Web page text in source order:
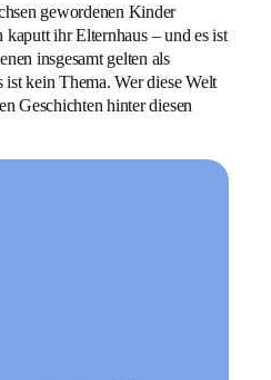
gewordenen Kinder
ihr Elternhaus – und es ist
insgesamt gelten als
kein Thema. Wer diese Welt
Geschichten hinter diesen